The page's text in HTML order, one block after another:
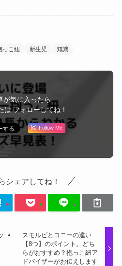
っこ紐 新生児 知識
が気に入ったら
は フォローしてね！
Follow Me
シェアしてね！
スモルビとコニーの違い
【8つ】のポイント。どち
らがおすすめ？抱っこ紐ア
ドバイザーがお伝えします